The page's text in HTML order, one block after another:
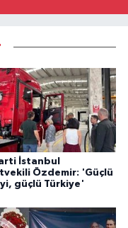
İstanbul
Özdemir: 'Güçlü
güçlü Türkiye'